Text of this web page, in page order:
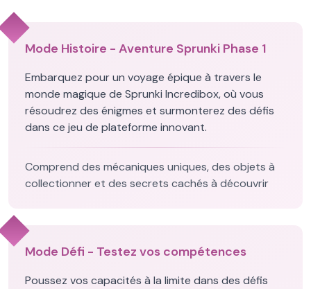
Mode Histoire - Aventure Sprunki Phase 1
Embarquez pour un voyage épique à travers le
monde magique de Sprunki Incredibox, où vous
résoudrez des énigmes et surmonterez des défis
dans ce jeu de plateforme innovant.
Comprend des mécaniques uniques, des objets à
collectionner et des secrets cachés à découvrir
Mode Défi - Testez vos compétences
Poussez vos capacités à la limite dans des défis